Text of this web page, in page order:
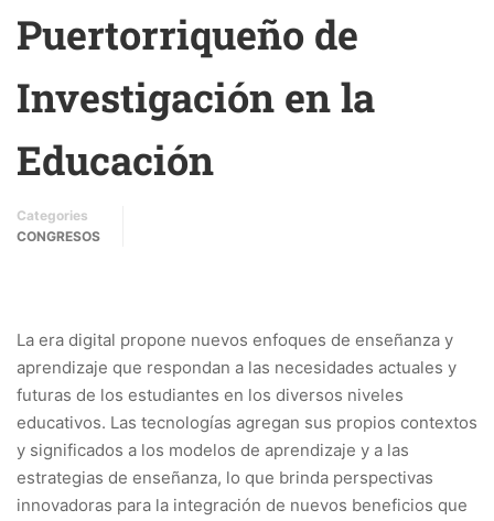
Puertorriqueño de
Investigación en la
Educación
Categories
CONGRESOS
La era digital propone nuevos enfoques de enseñanza y
aprendizaje que respondan a las necesidades actuales y
futuras de los estudiantes en los diversos niveles
educativos. Las tecnologías agregan sus propios contextos
y significados a los modelos de aprendizaje y a las
estrategias de enseñanza, lo que brinda perspectivas
innovadoras para la integración de nuevos beneficios que